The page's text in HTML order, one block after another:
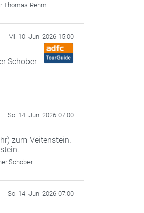
Thomas Rehm
Mi. 10. Juni 2026 15:00
Schober
So. 14. Juni 2026 07:00
zum Veitenstein.
Schober
So. 14. Juni 2026 07:00